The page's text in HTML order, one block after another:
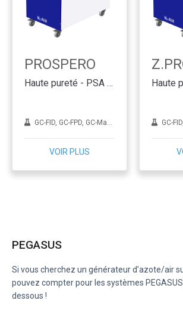
PROSPERO
Haute pureté - PSA Technology
GC-FID, GC-FPD, GC-Make up, GC-NPD, GC-TCD
VOIR PLUS
GC-FID, GC-
PEGASUS
Si vous cherchez un générateur d’azote/air
pouvez compter pour les systèmes
dessous !